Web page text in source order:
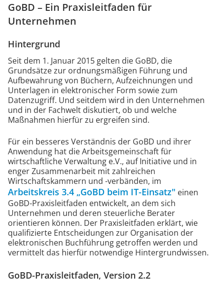
GoBD – Ein Praxisleitfaden für
Unternehmen
Hintergrund
Seit dem 1. Januar 2015 gelten die GoBD, die
Grundsätze zur ordnungsmäßigen Führung und
Aufbewahrung von Büchern, Aufzeichnungen und
Unterlagen in elektronischer Form sowie zum
Datenzugriff. Und seitdem wird in den Unternehmen
und in der Fachwelt diskutiert, ob und welche
Maßnahmen hierfür zu ergreifen sind.
Für ein besseres Verständnis der GoBD und ihrer
Anwendung hat die Arbeitsgemeinschaft für
wirtschaftliche Verwaltung e.V., auf Initiative und in
enger Zusammenarbeit mit zahlreichen
Wirtschaftskammern und -verbänden, im
Arbeitskreis 3.4 „GoBD beim IT-Einsatz" einen
GoBD-Praxisleitfaden entwickelt, an dem sich
Unternehmen und deren steuerliche Berater
orientieren können. Der Praxisleitfaden erklärt, wie
qualifizierte Entscheidungen zur Organisation der
elektronischen Buchführung getroffen werden und
vermittelt das hierfür notwendige Hintergrundwissen.
GoBD-Praxisleitfaden, Version 2.2